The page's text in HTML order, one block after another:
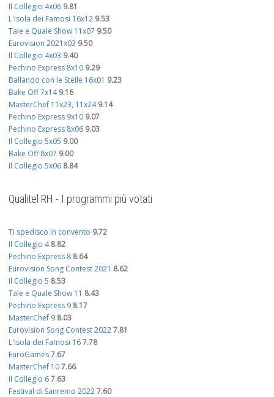
Il Collegio 4x06 9.81
L'Isola dei Famosi 16x12 9.53
Tale e Quale Show 11x07 9.50
Eurovision 2021x03 9.50
Il Collegio 4x03 9.40
Pechino Express 8x10 9.29
Ballando con le Stelle 16x01 9.23
Bake Off 7x14 9.16
MasterChef 11x23, 11x24 9.14
Pechino Express 9x10 9.07
Pechino Express 8x06 9.03
Il Collegio 5x05 9.00
Bake Off 8x07 9.00
Il Collegio 5x06 8.84
Qualitel RH - I programmi più votati
Ti spedisco in convento 9.72
Il Collegio 4 8.82
Pechino Express 8 8.64
Eurovision Song Contest 2021 8.62
Il Collegio 5 8.53
Tale e Quale Show 11 8.43
Pechino Express 9 8.17
MasterChef 9 8.03
Eurovision Song Contest 20227.81
L'Isola dei Famosi 167.78
EuroGames7.67
MasterChef 107.66
Il Collegio 67.63
Festival di Sanremo 20227.60